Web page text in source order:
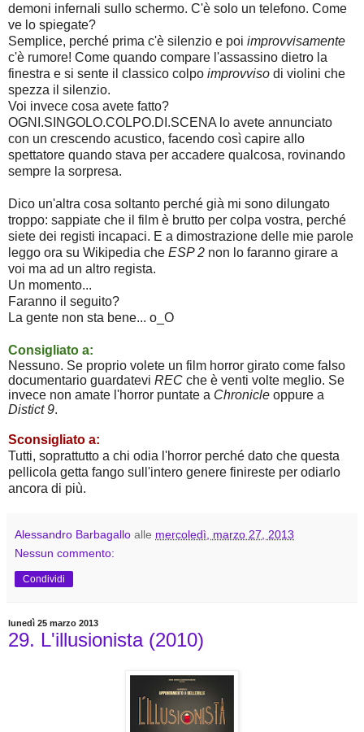
demoni infernali sullo schermo. C'è solo un telefono. Come
ve lo spiegate?
Semplice, perché prima c'è silenzio e poi improvvisamente
c'è rumore! Come quando compare l'assassino dietro la
finestra e si sente il classico colpo improvviso di violini che
spezza il silenzio.
Voi invece cosa avete fatto?
OGNI.SINGOLO.COLPO.DI.SCENA lo avete annunciato
con un crescendo acustico, facendo così capire allo
spettatore quando stava per accadere qualcosa, rovinando
sempre la sorpresa.
Dico un'altra cosa soltanto perché già mi sono dilungato
troppo: sappiate che il film è brutto per colpa vostra, perché
siete dei registi incapaci. E a dimostrazione delle mie parole
leggo ora su Wikipedia che ESP 2 non lo faranno girare a
voi ma ad un altro regista.
Un momento...
Faranno il seguito?
La gente non sta bene... o_O
Consigliato a:
Nessuno. Se proprio volete un film horror girato come falso
documentario guardatevi REC che è venti volte meglio. Se
invece non amate l'horror puntate a Chronicle
Distict 9.
Sconsigliato a:
Tutti, soprattutto a chi odia l'horror perché dato che questa
pellicola getta fango sull'intero genere finireste per odiarlo
ancora di più.
Alessandro Barbagallo alle mercoledì, marzo 27, 2013
Nessun commento:
Condividi
lunedì 25 marzo 2013
29. L'illusionista (2010)